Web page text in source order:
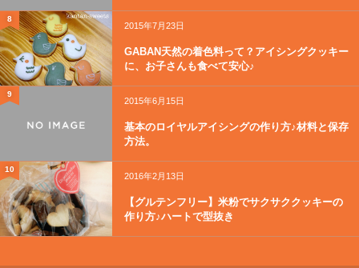
8
2015年7月23日
GABAN天然の着色料って？アイシングクッキー
に、お子さんも食べて安心♪
9
2015年6月15日
基本のロイヤルアイシングの作り方♪材料と保存
方法。
10
2016年2月13日
【グルテンフリー】米粉でサクサククッキーの
作り方♪ハートで型抜き